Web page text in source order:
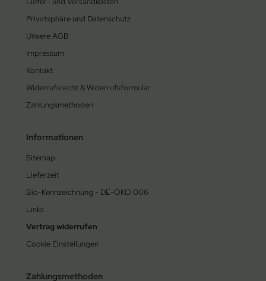
Privatsphäre und Datenschutz
Unsere AGB
Impressum
Kontakt
Widerrufsrecht & Widerrufsformular
Zahlungsmethoden
Informationen
Sitemap
Lieferzeit
Bio-Kennzeichnung - DE-ÖKO 006
Links
Vertrag widerrufen
Cookie Einstellungen
Zahlungsmethoden